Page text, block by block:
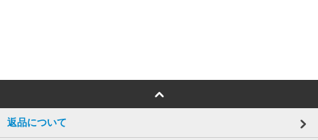
返品について